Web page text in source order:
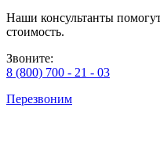
Наши консультанты
стоимость.
Звоните:
8 (800) 700 - 21 - 03
Перезвоним